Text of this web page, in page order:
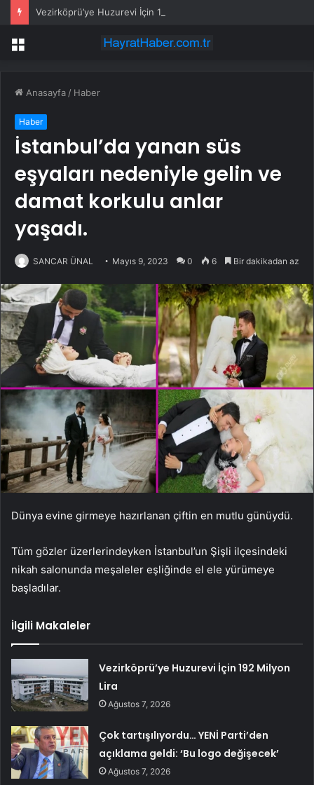
Vezirköprü’ye Huzurevi İçin 192 Milyon Lira
Menü
Anasayfa / Haber
Haber
İstanbul’da yanan süs
eşyaları nedeniyle gelin ve
damat korkulu anlar
yaşadı.
SANCAR ÜNAL Mayıs 9, 2023 0 6 Bir dakikadan az
Dünya evine girmeye hazırlanan çiftin en mutlu günüydü.
Tüm gözler üzerlerindeyken İstanbul’un Şişli ilçesindeki
nikah salonunda meşaleler eşliğinde el ele yürümeye
başladılar.
İlgili Makaleler
Vezirköprü’ye Huzurevi İçin 192 Milyon
Lira
Ağustos 7, 2026
Çok tartışılıyordu… YENİ Parti’den
açıklama geldi: ‘Bu logo değişecek’
Ağustos 7, 2026